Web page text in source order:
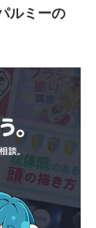
ルミーの